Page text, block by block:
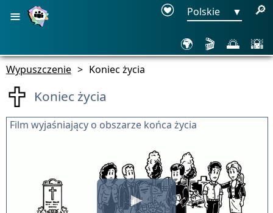
≡ Polskie ▼ 🔎
🌍 🎬 🌅 🌇
Wypuszczenie > Koniec życia
Koniec życia
Film wyjaśniający o obszarze końca życia
▶